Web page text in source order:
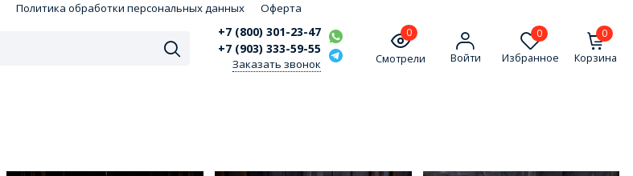
Политика обработки персональных данных Оферта
+7 (800) 301-23-47
+7 (903) 333-59-55
Заказать звонок
0
Смотрели
Войти
0
Избранное
0
Корзина